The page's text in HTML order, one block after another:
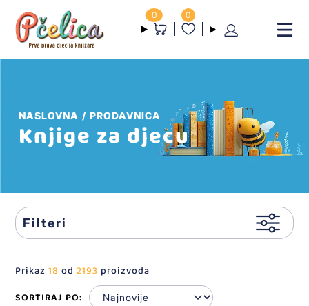
0 0
NASLOVNA PRODAVNICA
Knjige za djecu
Filteri
Prikaz18 od2193 proizvoda
SORTIRAJ PO: